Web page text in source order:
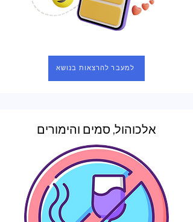
למעבר להרצאות בנושא
אלכוהול, סמים והימורים